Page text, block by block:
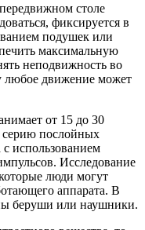
столе
фиксируется в
подушек или
максимальную
неподвижность во
любое движение может
от 15 до 30
серию послойных
с использованием
Исследование
люди могут
аппарата. В
беруши или наушники.